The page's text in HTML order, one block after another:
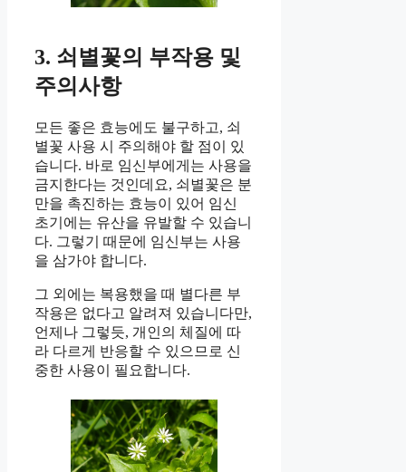
3. 쇠별꽃의 부작용 및
주의사항
모든 좋은 효능에도 불구하고, 쇠
별꽃 사용 시 주의해야 할 점이 있
습니다. 바로 임신부에게는 사용을
금지한다는 것인데요, 쇠별꽃은 분
만을 촉진하는 효능이 있어 임신
초기에는 유산을 유발할 수 있습니
다. 그렇기 때문에 임신부는 사용
을 삼가야 합니다.
그 외에는 복용했을 때 별다른 부
작용은 없다고 알려져 있습니다만,
언제나 그렇듯, 개인의 체질에 따
라 다르게 반응할 수 있으므로 신
중한 사용이 필요합니다.